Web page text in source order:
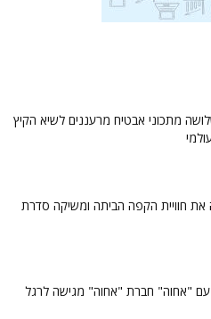
מתכוני אבטיח מרעננים לשיא הקיץ
חוויית הקפה הביתה ומשיקה סדרת
עם "אחוה" חברת "אחוה" מגישה לרגל